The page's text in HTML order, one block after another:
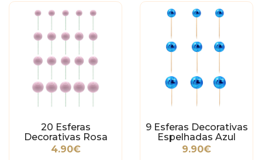
20 Esferas
Decorativas Rosa
Bebé
4.90€
9 Esferas Decorativas
Espelhadas Azul
Escuro
9.90€